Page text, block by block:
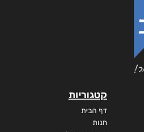
קטגוריות
דף הבית
חנות